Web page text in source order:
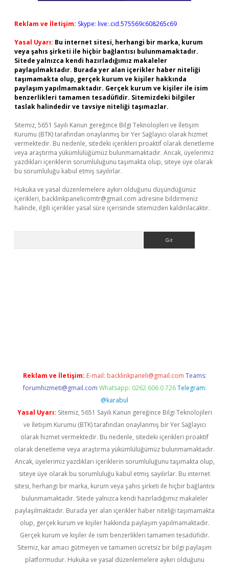
Reklam ve İletişim: Skype: live:.cid.575569c608265c69
Yasal Uyarı: Bu internet sitesi, herhangi bir marka, kurum
veya şahıs şirketi ile hiçbir bağlantısı bulunmamaktadır.
Sitede yalnızca kendi hazırladığımız makaleler
paylaşılmaktadır. Burada yer alan içerikler haber niteliği
taşımamakta olup, gerçek kurum ve kişiler hakkında
paylaşım yapılmamaktadır. Gerçek kurum ve kişiler ile isim
benzerlikleri tamamen tesadüfidir. Sitemizdeki bilgiler
taslak halindedir ve tavsiye niteliği taşımazlar.
Sitemiz, 5651 Sayılı Kanun gereğince Bilgi Teknolojileri ve İletişim
Kurumu (BTK) tarafından onaylanmış bir Yer Sağlayıcı olarak hizmet
vermektedir. Bu nedenle, sitedeki içerikleri proaktif olarak denetleme
veya araştırma yükümlülüğümüz bulunmamaktadır. Ancak, üyelerimiz
yazdıkları içeriklerin sorumluluğunu taşımakta olup, siteye üye olarak
bu sorumluluğu kabul etmiş sayılırlar.
Hukuka ve yasal düzenlemelere aykırı olduğunu düşündüğünüz
içerikleri, backlinkpanelicomtr@gmail.com adresine bildirmeniz
halinde, ilgili içerikler yasal süre içerisinde sitemizden kaldırılacaktır.
Reklam ve İletişim: E-mail: backlinkpaneli@gmail.com Teams:
forumhizmeti@gmail.com Whatsapp: 0262 606 0 726 Telegram:
@karabul
Yasal Uyarı: Sitemiz, 5651 Sayılı Kanun gereğince Bilgi Teknolojileri
ve İletişim Kurumu (BTK) tarafından onaylanmış bir Yer Sağlayıcı
olarak hizmet vermektedir. Bu nedenle, sitedeki içerikleri proaktif
olarak denetleme veya araştırma yükümlülüğümüz bulunmamaktadır.
Ancak, üyelerimiz yazdıkları içeriklerin sorumluluğunu taşımakta olup,
siteye üye olarak bu sorumluluğu kabul etmiş sayılırlar. Bu internet
sitesi, herhangi bir marka, kurum veya şahıs şirketi ile hiçbir bağlantısı
bulunmamaktadır. Sitede yalnızca kendi hazırladığımız makaleler
paylaşılmaktadır. Burada yer alan içerikler haber niteliği taşımamakta
olup, gerçek kurum ve kişiler hakkında paylaşım yapılmamaktadır.
Gerçek kurum ve kişiler ile isim benzerlikleri tamamen tesadüfidir.
Sitemiz, kar amacı gütmeyen ve tamamen ücretsiz bir bilgi paylaşım
platformudur. Hukuka ve yasal düzenlemelere aykırı olduğunu